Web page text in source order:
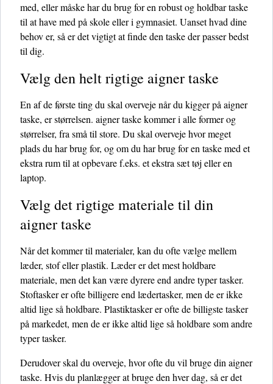
med, eller måske har du brug for en robust og holdbar taske
til at have med på skole eller i gymnasiet. Uanset hvad dine
behov er, så er det vigtigt at finde den taske der passer bedst
til dig.
Vælg den helt rigtige aigner taske
En af de første ting du skal overveje når du kigger på aigner
taske, er størrelsen. aigner taske kommer i alle former og
størrelser, fra små til store. Du skal overveje hvor meget
plads du har brug for, og om du har brug for en taske med et
ekstra rum til at opbevare f.eks. et ekstra sæt tøj eller en
laptop.
Vælg det rigtige materiale til din
aigner taske
Når det kommer til materialer, kan du ofte vælge mellem
læder, stof eller plastik. Læder er det mest holdbare
materiale, men det kan være dyrere end andre typer tasker.
Stoftasker er ofte billigere end lædertasker, men de er ikke
altid lige så holdbare. Plastiktasker er ofte de billigste tasker
på markedet, men de er ikke altid lige så holdbare som andre
typer tasker.
Derudover skal du overveje, hvor ofte du vil bruge din aigner
taske. Hvis du planlægger at bruge den hver dag, så er det